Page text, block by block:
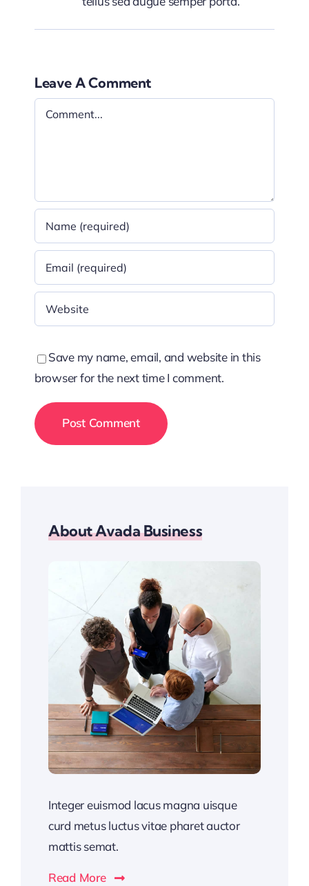
Leave A Comment
Comment
Save my name, email, and website in this
browser for the next time I comment.
About Avada Business
Integer euismod lacus magna uisque
curd metus luctus vitae pharet auctor
mattis semat.
Read More